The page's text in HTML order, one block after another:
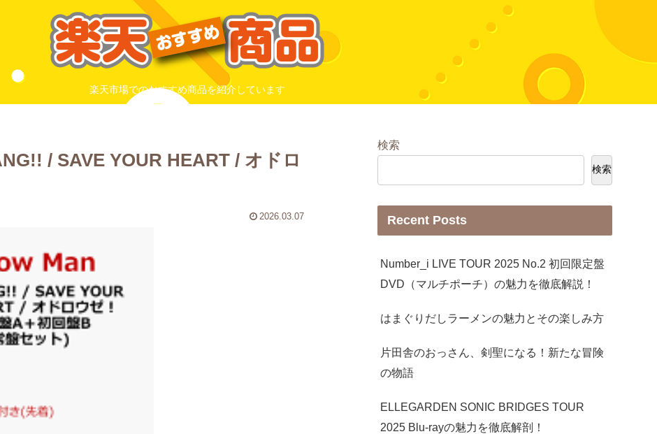
楽天市場でのおすすめ商品を紹介しています
/ SAVE YOUR HEART / オドロ
2026.03.07
検索
検索
Recent Posts
Number_i LIVE TOUR 2025 No.2 初回限定盤
DVD（マルチポーチ）の魅力を徹底解説！
はまぐりだしラーメンの魅力とその楽しみ方
片田舎のおっさん、剣聖になる！新たな冒険
の物語
ELLEGARDEN SONIC BRIDGES TOUR
2025 Blu-rayの魅力を徹底解剖！